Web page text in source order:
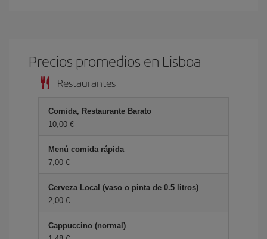
Precios promedios en Lisboa
Restaurantes
Comida, Restaurante Barato
10,00 €
Menú comida rápida
7,00 €
Cerveza Local (vaso o pinta de 0.5 litros)
2,00 €
Cappuccino (normal)